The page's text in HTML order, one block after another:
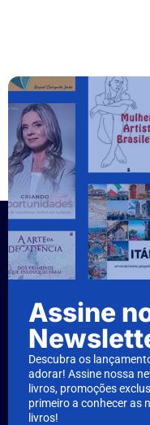
Assine
Descubra os
adorar! Assine nossa
livros, promoções
primeiro a conhecer as
livros!